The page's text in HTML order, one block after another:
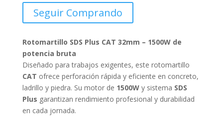
32MM.
1500W
Seguir Comprando
Rotomartillo SDS Plus CAT 32mm – 1500W de
potencia bruta
Diseñado para trabajos exigentes, este rotomartillo
CAT ofrece perforación rápida y eficiente en concreto,
ladrillo y piedra. Su motor de 1500Wy sistema SDS
Plus garantizan rendimiento profesional y durabilidad
en cada jornada.